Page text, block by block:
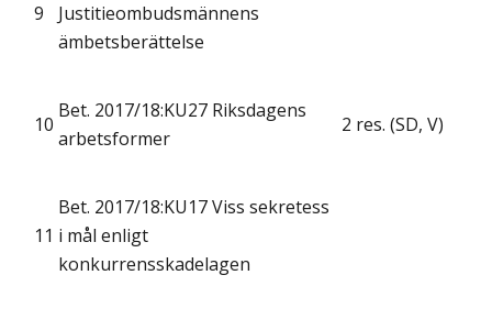
9
Justitieombudsmännens
ämbetsberättelse
10
Bet. 2017/18:KU27 Riksdagens
arbetsformer
2 res. (SD, V)
11
Bet. 2017/18:KU17 Viss sekretess
i mål enligt
konkurrensskadelagen